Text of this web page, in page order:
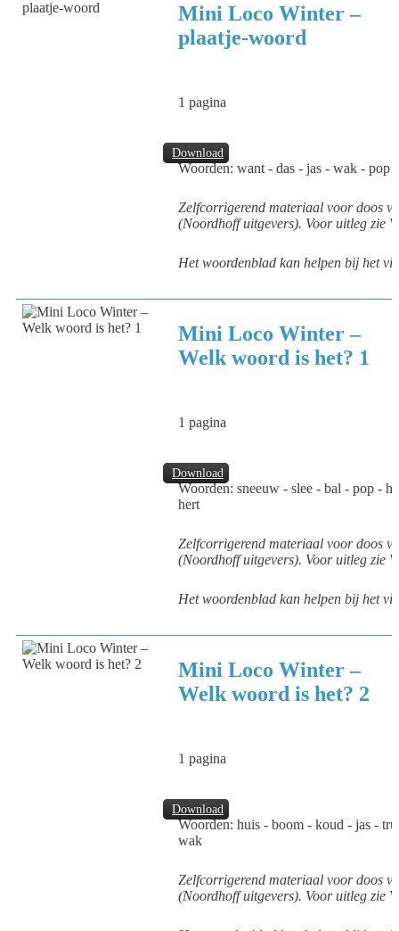
Download
Mini Loco Winter –
plaatje-woord
1 pagina
Woorden: want - das - jas - wak - pop
Zelfcorrigerend materiaal voor doos
(Noordhoff uitgevers). Voor uitleg zie
Het woordenblad kan helpen bij het
Download
Mini Loco Winter –
Welk woord is het? 1
1 pagina
Woorden: sneeuw - slee - bal - pop -
hert
Zelfcorrigerend materiaal voor doos
(Noordhoff uitgevers). Voor uitleg zie
Het woordenblad kan helpen bij het
Download
Mini Loco Winter –
Welk woord is het? 2
1 pagina
Woorden: huis - boom - koud - jas -
wak
Zelfcorrigerend materiaal voor doos
(Noordhoff uitgevers). Voor uitleg zie